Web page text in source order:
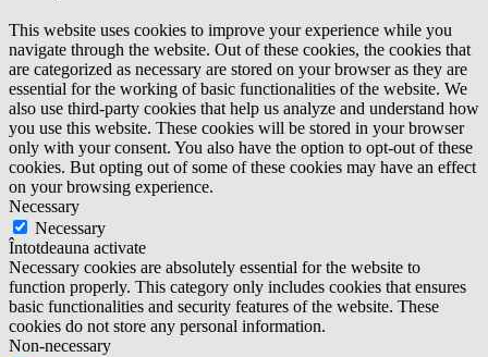
This website uses cookies to improve your experience while you
navigate through the website. Out of these cookies, the cookies that
are categorized as necessary are stored on your browser as they are
essential for the working of basic functionalities of the website. We
also use third-party cookies that help us analyze and understand how
you use this website. These cookies will be stored in your browser
only with your consent. You also have the option to opt-out of these
cookies. But opting out of some of these cookies may have an effect
on your browsing experience.
Necessary
Necessary
Întotdeauna activate
Necessary cookies are absolutely essential for the website to
function properly. This category only includes cookies that ensures
basic functionalities and security features of the website. These
cookies do not store any personal information.
Non-necessary